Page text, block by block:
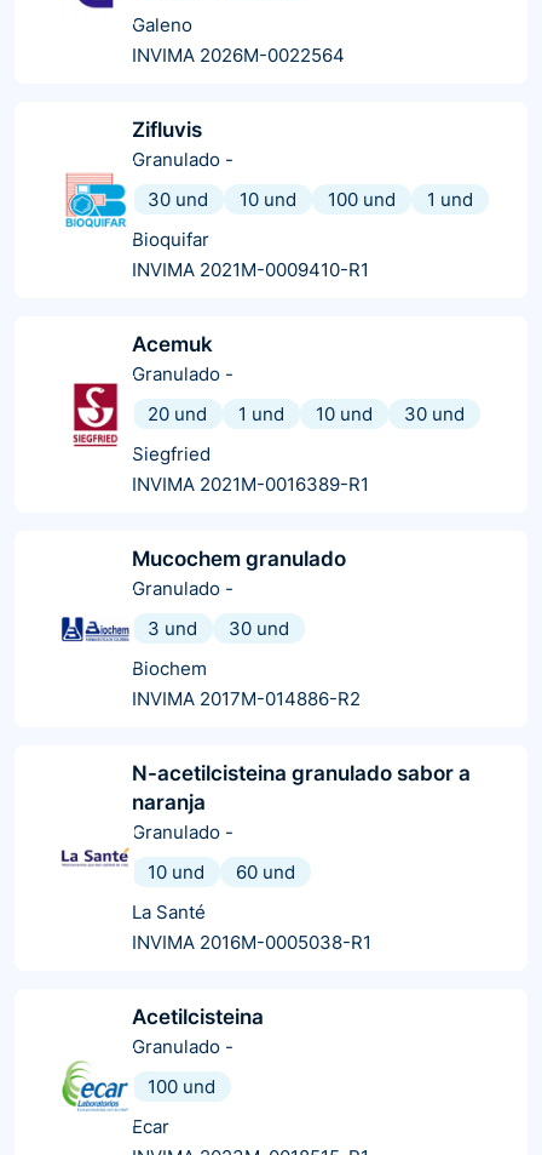
Galeno
INVIMA 2026M-0022564
Zifluvis
Granulado -
30 und
10 und 100 und
1 und
Bioquifar
INVIMA 2021M-0009410-R1
Acemuk
Granulado -
20 und
1 und 10 und
30 und
Siegfried
INVIMA 2021M-0016389-R1
Mucochem granulado
Granulado -
3 und
30 und
Biochem
INVIMA 2017M-014886-R2
N-acetilcisteina granulado sabor a
naranja
Granulado -
10 und
60 und
La Santé
INVIMA 2016M-0005038-R1
Acetilcisteina
Granulado -
100 und
Ecar